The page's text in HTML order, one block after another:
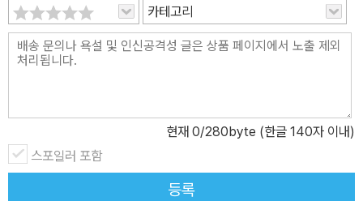
다. 장애에 대해 아는 것은 장애에 대한 두려움을 없애는 일 한국은 O
ECD 국가 중 건강염려증 인구 비율이 가장 높은 국가입니다. 당장
아프지 않아도 찾아올 질병을 두려워하는 사람이 많은 것이지요. 그
그런데 우리나라 장애인 중 약 90퍼센트는 비장애인이었다가 사고나
질병 또는 알 수 없는 원인으로 장애인이 된 중도 장애인입니다. 그 결
과 장애는 그 자체로 누군가에게는 비극이고 가족의 고통이 되기도
카테고리
현재 0/280byte (한글 140자 이내)
스포일러 포함
등록